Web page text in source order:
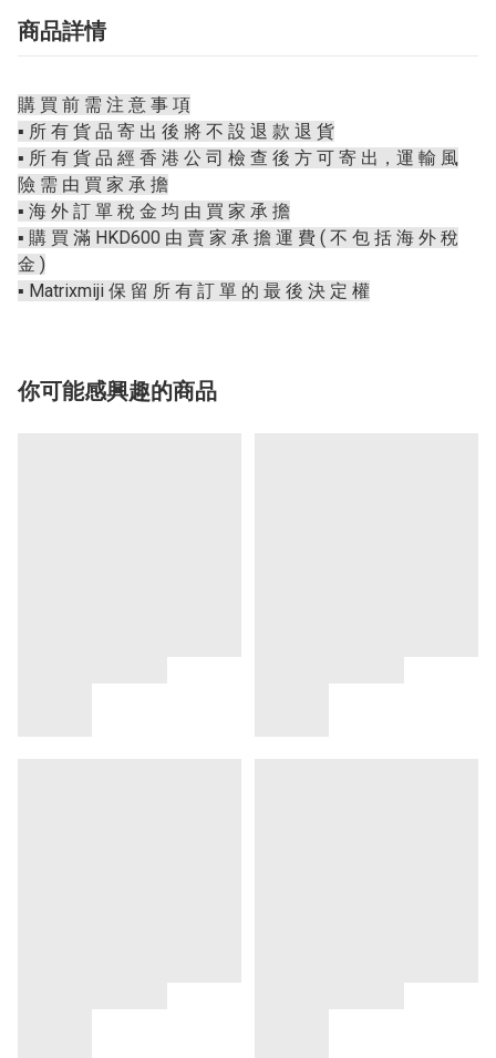
商品詳情
購 買 前 需 注 意 事 項
▪️ 所 有 貨 品 寄 出 後 將 不 設 退 款 退 貨
▪️ 所 有 貨 品 經 香 港 公 司 檢 查 後 方 可 寄 出，運 輸 風
險 需 由 買 家 承 擔
▪️ 海 外 訂 單 稅 金 均 由 買 家 承 擔
▪️ 購 買 滿 HKD600 由 賣 家 承 擔 運 費 ( 不 包 括 海 外 稅
金 )
▪️ Matrixmiji 保 留 所 有 訂 單 的 最 後 決 定 權
你可能感興趣的商品